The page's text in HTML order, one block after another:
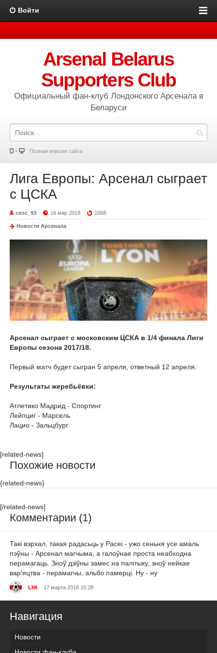
Войти
Arsenal Belarus
Supporters Club
Официальный фан-клуб Лондонского Арсенала в
Беларуси
Полная версия сайта
Лига Европы: Арсенал сыграет
с ЦСКА
cesc_93 16 мар 2018 1068
Новости Арсенала
Арсенал сыграет с московским ЦСКА в 1/4 финала Лиги
Европы сезона 2017/18.
Первый матч будет сыгран 5 апреля, ответный 12 апреля.
Результаты жеребьёвки:
Атлетико Мадрид - Спортинг
Лейпциг - Марсель
Лацио - Зальцбург
[related-news]
Похожие новости
{related-news}
[/related-news]
Комментарии (1)
Такі вэрхал, такая радасьць у Расеі - ужо сеньня усе амаль
пэўны - Арсенал магчыма, а галоўнае проста неабходна
перамагаць. Зноў дзіўны замес на палітыку, зноў нейкае
вар'яцтва - перамагчы, альбо памерці. Ну - ну
LMI 17 марта 2018 15:28
Навигация
Новости